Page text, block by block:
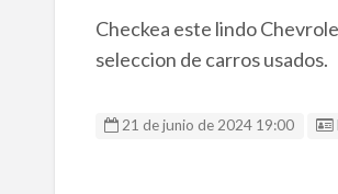
Checkea este lindo
seleccion de carros usados.
21 de junio de 2024 19:00